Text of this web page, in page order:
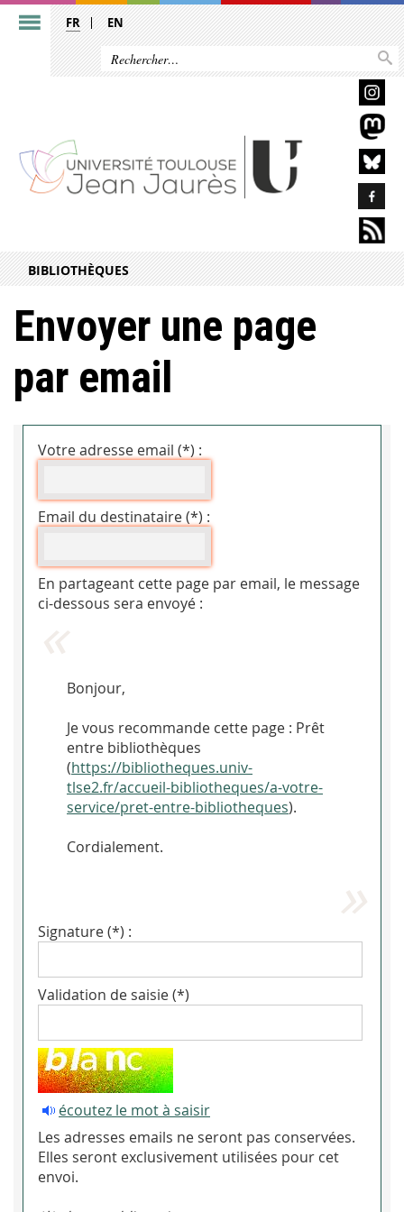
FR EN
BIBLIOTHÈQUES
Envoyer une page
par email
Votre adresse email (*) :
Email du destinataire (*) :
En partageant cette page par email, le message
ci-dessous sera envoyé :
Bonjour,
Je vous recommande cette page : Prêt
entre bibliothèques
(https://bibliotheques.univ-
tlse2.fr/accueil-bibliotheques/a-votre-
service/pret-entre-bibliotheques).
Cordialement.
Signature (*) :
Validation de saisie (*)
écoutez le mot à saisir
Les adresses emails ne seront pas conservées.
Elles seront exclusivement utilisées pour cet
envoi.